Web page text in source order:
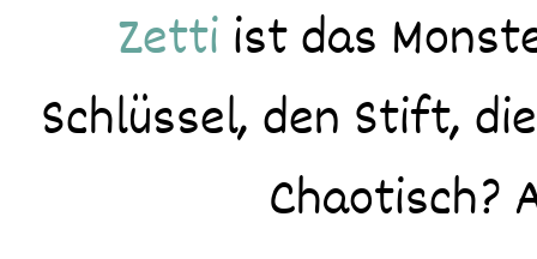
Zetti ist das
Schlüssel, den Stift,
Chaotisch?